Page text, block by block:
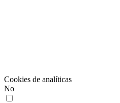
Cookies de analíticas
No